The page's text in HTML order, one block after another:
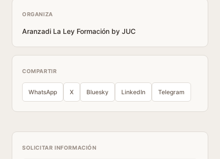
ORGANIZA
Aranzadi La Ley Formación by JUC
COMPARTIR
WhatsApp X Bluesky LinkedIn Telegram
SOLICITAR INFORMACIÓN